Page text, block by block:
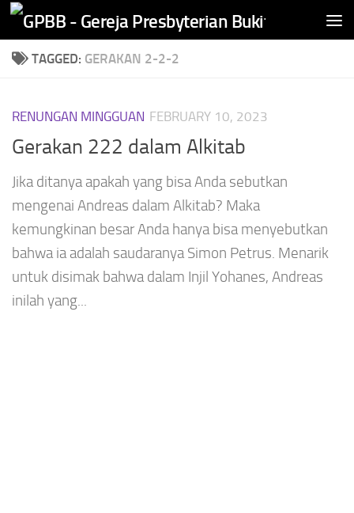
Skip to content
TAGGED: GERAKAN 2-2-2
RENUNGAN MINGGUAN FEBRUARY 10, 2023
Gerakan 222 dalam Alkitab
Jika ditanya apakah yang bisa Anda sebutkan
mengenai Andreas dalam Alkitab? Maka
kemungkinan besar Anda hanya bisa menyebutkan
bahwa ia adalah saudaranya Simon Petrus. Menarik
untuk disimak bahwa dalam Injil Yohanes, Andreas
inilah yang...